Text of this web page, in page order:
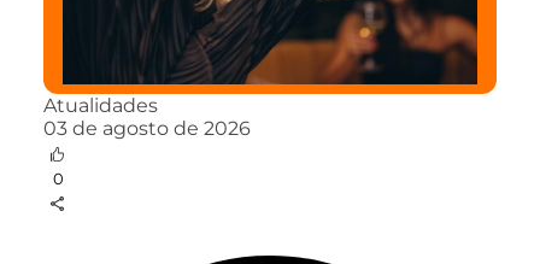
Atualidades
03 de agosto de 2026
0